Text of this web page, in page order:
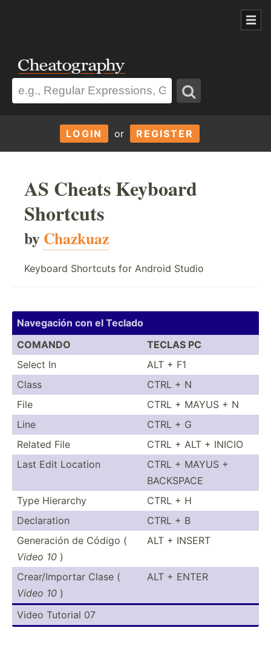
LOGIN or REGISTER
AS Cheats Keyboard
Shortcuts
byChazkuaz
Keyboard Shortcuts for Android Studio
Navegación con el Teclado
COMANDO
TECLAS PC
Select In
ALT + F1
Class
CTRL + N
File
CTRL + MAYUS + N
Line
CTRL + G
Related File
CTRL + ALT + INICIO
Last Edit Location
CTRL + MAYUS +
BACKSPACE
Type Hierarchy
CTRL + H
Declar­ation
CTRL + B
Generación de Código (
Video 10 )
ALT + INSERT
Crear/­Imp­ortar Clase (
Video 10 )
ALT + ENTER
Video Tutorial 07